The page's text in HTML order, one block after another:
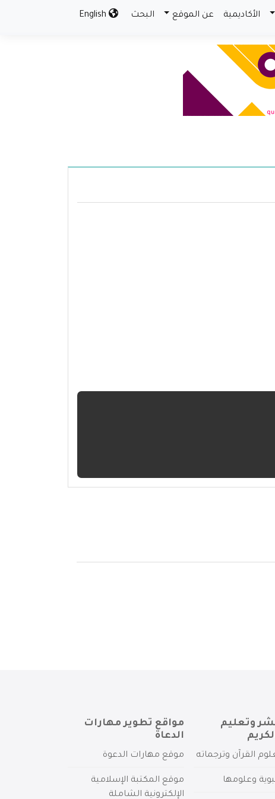
الأكاديمية عن الموقع البحث
وتعليم
القرآن وترجماته
وعلومها
مواقع تطوير مهارات
الدعاة
موقع مهارات الدعوة
موقع المكتبة الإسلامية
الإلكترونية الشاملة